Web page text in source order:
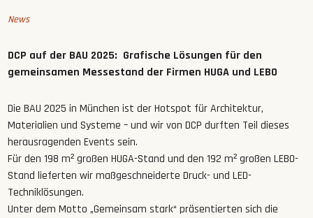
News
DCP auf der BAU 2025: Grafische Lösungen für den
gemeinsamen Messestand der Firmen HUGA und LEBO
Die BAU 2025 in München ist der Hotspot für Architektur,
Materialien und Systeme – und wir von DCP durften Teil dieses
herausragenden Events sein.
Für den 198 m² großen HUGA-Stand und den 192 m² großen LEBO-
Stand lieferten wir maßgeschneiderte Druck- und LED-
Techniklösungen.
Unter dem Motto „Gemeinsam stark“ präsentierten sich die